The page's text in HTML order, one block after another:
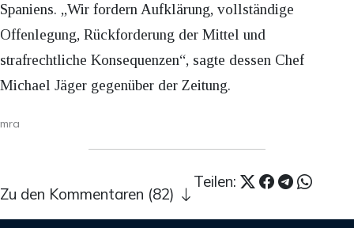
Spaniens. „Wir fordern Aufklärung, vollständige
Offenlegung, Rückforderung der Mittel und
strafrechtliche Konsequenzen“, sagte dessen Chef
Michael Jäger gegenüber der Zeitung.
mra
Teilen:
Zu den Kommentaren (82)